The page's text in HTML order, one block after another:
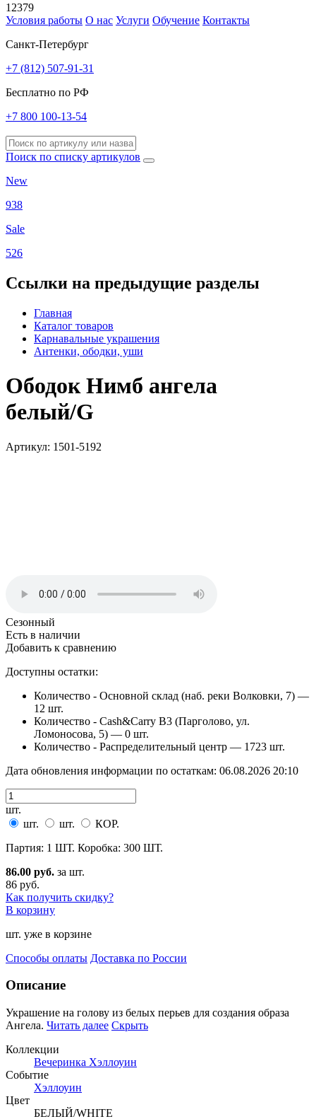
12379
Условия работы О нас Услуги Обучение Контакты
Санкт-Петербург
+7 (812) 507-91-31
Бесплатно по РФ
+7 800 100-13-54
Поиск по списку артикулов
New
938
Sale
526
Ссылки на предыдущие разделы
Главная
Каталог товаров
Карнавальные украшения
Антенки, ободки, уши
Ободок Нимб ангела
белый/G
Артикул: 1501-5192
Сезонный
Есть в наличии
Добавить к сравнению
Доступны остатки:
Количество - Основной склад (наб. реки Волковки, 7) —
12 шт.
Количество - Cash&Carry B3 (Парголово, ул.
Ломоносова, 5) — 0 шт.
Количество - Распределительный центр — 1723 шт.
Дата обновления информации по остаткам: 06.08.2026 20:10
шт.
шт.
шт.
КОР.
Партия: 1 ШТ. Коробка: 300 ШТ.
86.00 руб. за шт.
86 руб.
Как получить скидку?
В корзину
шт. уже в корзине
Способы оплаты Доставка по России
Описание
Украшение на голову из белых перьев для создания образа
Ангела. Читать далее Скрыть
Коллекции
Вечеринка Хэллоуин
Событие
Хэллоуин
Цвет
БЕЛЫЙ/WHITE